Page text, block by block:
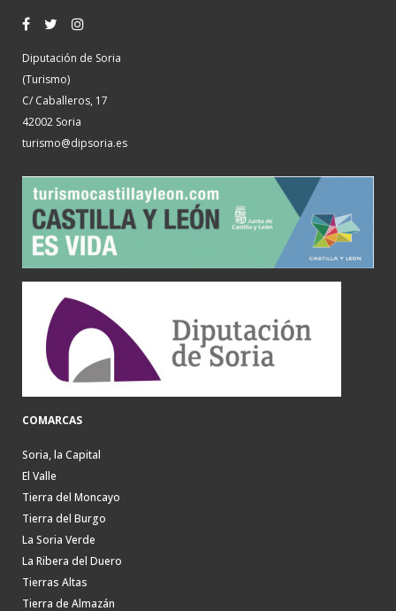
Diputación de Soria
(Turismo)
C/ Caballeros, 17
42002 Soria
turismo@dipsoria.es
COMARCAS
Soria, la Capital
El Valle
Tierra del Moncayo
Tierra del Burgo
La Soria Verde
La Ribera del Duero
Tierras Altas
Tierra de Almazán